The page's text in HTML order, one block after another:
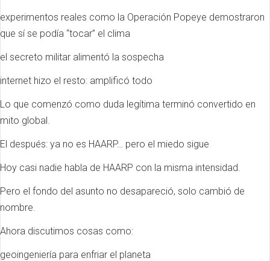
experimentos reales como la Operación Popeye demostraron
que sí se podía “tocar” el clima
el secreto militar alimentó la sospecha
internet hizo el resto: amplificó todo
Lo que comenzó como duda legítima terminó convertido en
mito global.
El después: ya no es HAARP… pero el miedo sigue
Hoy casi nadie habla de HAARP con la misma intensidad.
Pero el fondo del asunto no desapareció, solo cambió de
nombre.
Ahora discutimos cosas como:
geoingeniería para enfriar el planeta